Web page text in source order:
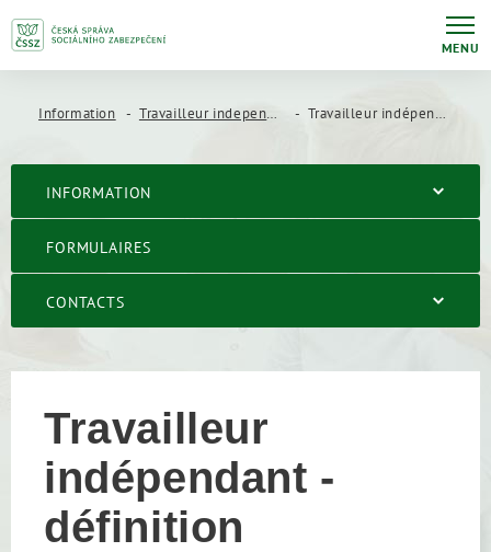
MENU
Information Travailleur independant Travailleur indépendant - définition
INFORMATION
FORMULAIRES
CONTACTS
Travailleur
indépendant -
définition